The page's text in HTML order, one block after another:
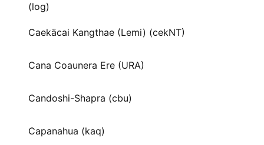
(log)
Caekäcai Kangthae (Lemi) (cekNT)
Cana Coaunera Ere (URA)
Candoshi-Shapra (cbu)
Capanahua (kaq)